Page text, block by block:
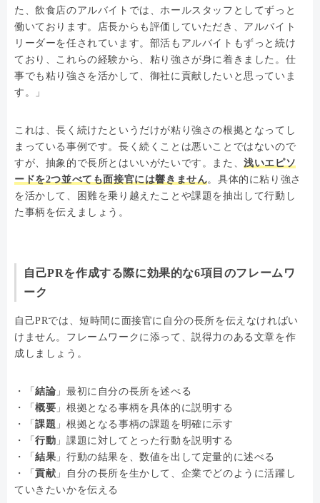
た、飲食店のアルバイトでは、ホールスタッフとしてずっと
働いております。店長からも評価していただき、アルバイト
リーダーを任されています。部活もアルバイトもずっと続け
ており、これらの経験から、粘り強さが身に着きました。仕
事でも粘り強さを活かして、御社に貢献したいと思っていま
す。」
これは、長く続けたというだけが粘り強さの根拠となってし
まっている事例です。長く続くことは悪いことではないので
すが、抽象的で長所とはいいがたいです。また、浅いエピソ
ードを2つ並べても面接官には響きません。具体的に粘り強さ
を活かして、困難を乗り越えたことや課題を抽出して行動し
た事柄を伝えましょう。
自己PRを作成する際に効果的な6項目のフレームワ
ーク
自己PRでは、短時間に面接官に自分の長所を伝えなければい
けません。フレームワークに添って、説得力のある文章を作
成しましょう。
・「結論 」最初に自分の長所を述べる
・「概要 」根拠となる事柄を具体的に説明する
・「課題 」根拠となる事柄の課題を明確に示す
・「行動 」課題に対してとった行動を説明する
・「結果 」行動の結果を、数値を出して定量的に述べる
・「貢献 」自分の長所を生かして、企業でどのように活躍し
ていきたいかを伝える